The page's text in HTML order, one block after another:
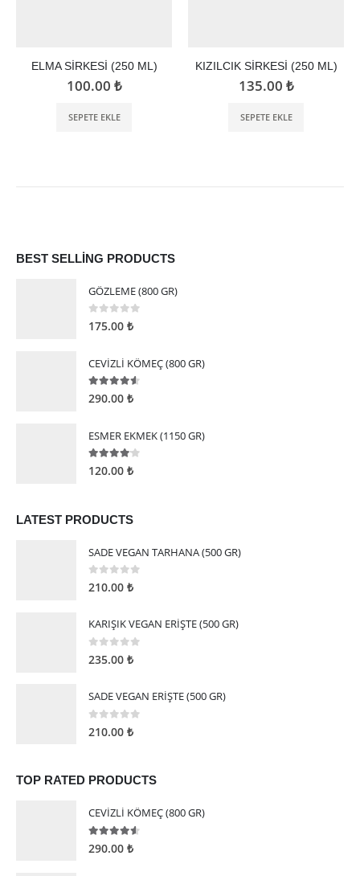
ELMA SİRKESİ (250 ML)
100.00 ₺
SEPETE EKLE
KIZILCIK SİRKESİ (250 ML)
135.00 ₺
SEPETE EKLE
BEST SELLING PRODUCTS
GÖZLEME (800 GR)
05 üzerinden
175.00 ₺
CEVİZLİ KÖMEÇ (800 GR)
4.50 5 üzerinden
290.00 ₺
ESMER EKMEK (1150 GR)
4.00 5 üzerinden
120.00 ₺
LATEST PRODUCTS
SADE VEGAN TARHANA (500 GR)
0 5 üzerinden
210.00 ₺
KARIŞIK VEGAN ERİŞTE (500 GR)
05 üzerinden
235.00 ₺
SADE VEGAN ERİŞTE (500 GR)
0 5 üzerinden
210.00 ₺
TOP RATED PRODUCTS
CEVİZLİ KÖMEÇ (800 GR)
4.50 5 üzerinden
290.00 ₺